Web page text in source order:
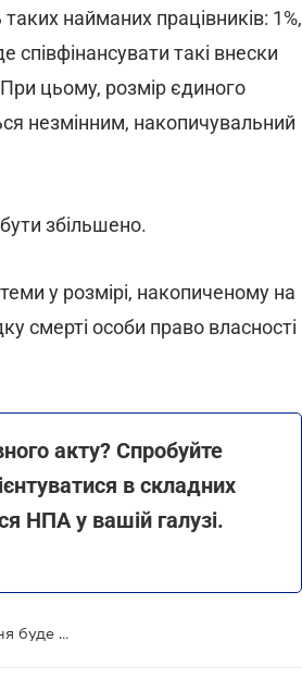
найманих працівників: 1%,
співфінансувати такі внески
цьому, розмір єдиного
незмінним, накопичувальний
збільшено.
у розмірі, накопиченому на
смерті особи право власності
акту? Спробуйте
в складних
НПА у вашій галузі.
Законопроект про накопичувальне пенсійне забезпечення буде доопрацьовано